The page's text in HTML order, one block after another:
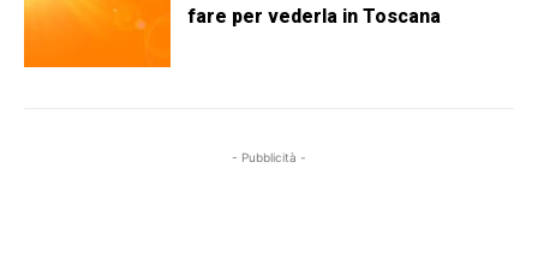
fare per vederla in Toscana
- Pubblicità -